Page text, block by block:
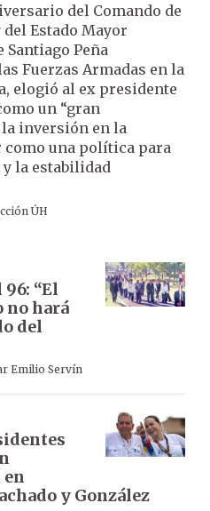
del Comando de
Estado Mayor
Peña
Fuerzas Armadas en la
elogió al ex presidente
un “gran
la inversión en la
una política para
la estabilidad
ÚH
“El
no hará
del
Emilio Servín
y González